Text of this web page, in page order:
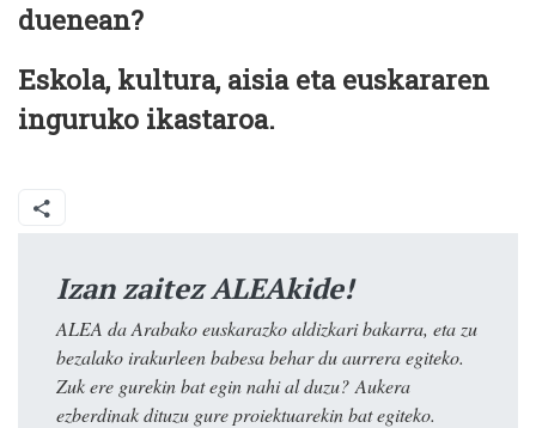
duenean?
Eskola, kultura, aisia eta euskararen
inguruko ikastaroa.
Izan zaitez ALEAkide!
ALEA da Arabako euskarazko aldizkari bakarra, eta zu
bezalako irakurleen babesa behar du aurrera egiteko.
Zuk ere gurekin bat egin nahi al duzu? Aukera
ezberdinak dituzu gure proiektuarekin bat egiteko.